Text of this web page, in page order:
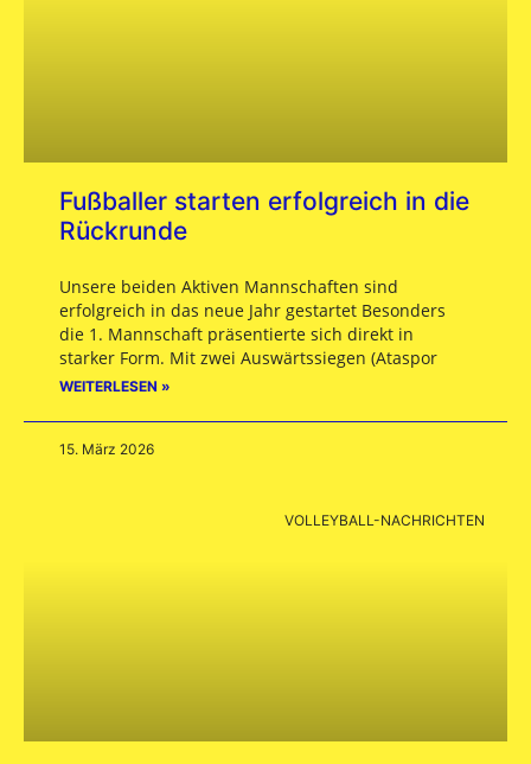
Fußballer starten erfolgreich in die
Rückrunde
Unsere beiden Aktiven Mannschaften sind
erfolgreich in das neue Jahr gestartet Besonders
die 1. Mannschaft präsentierte sich direkt in
starker Form. Mit zwei Auswärtssiegen (Ataspor
WEITERLESEN »
15. März 2026
VOLLEYBALL-NACHRICHTEN